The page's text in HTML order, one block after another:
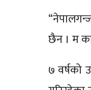
छैन । म
७ वर्षको